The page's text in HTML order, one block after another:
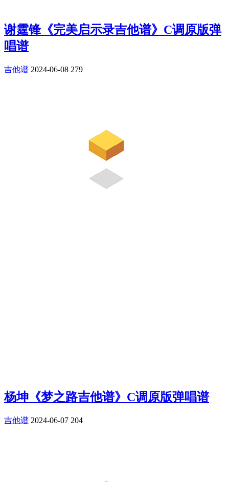
谢霆锋《完美启示录吉他谱》C调原版弹
唱谱
吉他谱 2024-06-08 279
杨坤《梦之路吉他谱》C调原版弹唱谱
吉他谱 2024-06-07 204